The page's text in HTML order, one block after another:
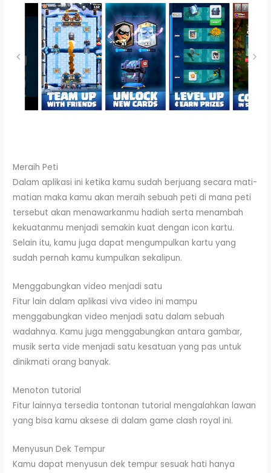
Meraih Peti
Dalam aplikasi ini ketika kamu sudah berjuang secara mati-
matian maka kamu akan meraih sebuah peti di mana peti
tersebut akan menawarkanmu hadiah serta menambah
kekuatanmu menjadi semakin kuat dengan icon kartu.
Selain itu, kamu juga dapat mengumpulkan kartu yang
sudah pernah kamu kumpulkan sekalipun.
Menggabungkan video menjadi satu
Fitur lain dalam aplikasi viva video ini mampu
menggabungkan video menjadi satu dalam sebuah
wadahnya. Kamu juga menggabungkan antara gambar,
musik serta vide menjadi satu kesatuan yang pas untuk
dinikmati orang banyak.
Menoton tutorial
Fitur lainnya tersedia tontonan tutorial mengalahkan lawan
yang bisa kamu aksese di dalam game clash royal ini.
Menyusun Dek Tempur
Kamu dapat menyusun dek tempur sesuak hati hanya